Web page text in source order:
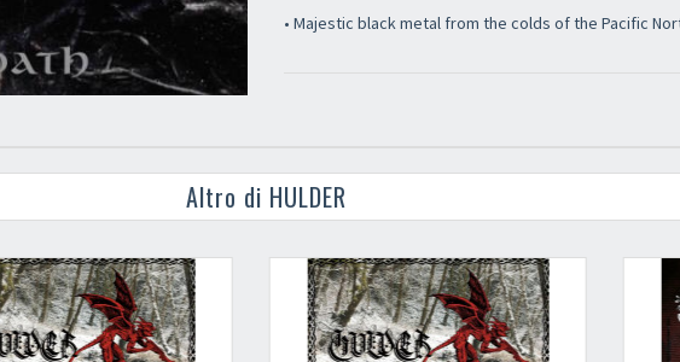
• Majestic black metal from the colds of the Pacific
Altro di HULDER